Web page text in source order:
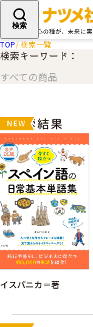
検索
TOP 検索一覧
検索キーワード：
すべての商品
検索結果
イスパニカ＝著